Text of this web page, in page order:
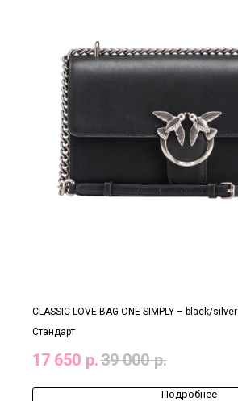
CLASSIC LOVE BAG ONE SIMPLY – black/silver
Стандарт
17 650 р.39 000 р.
Подробнее